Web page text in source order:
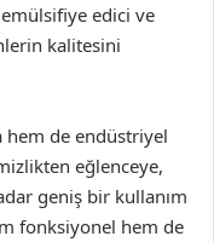
edici ve
kalitesini
hem de endüstriyel
eğlenceye,
geniş bir kullanım
fonksiyonel hem de